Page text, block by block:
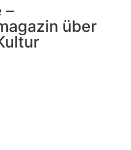
–
über